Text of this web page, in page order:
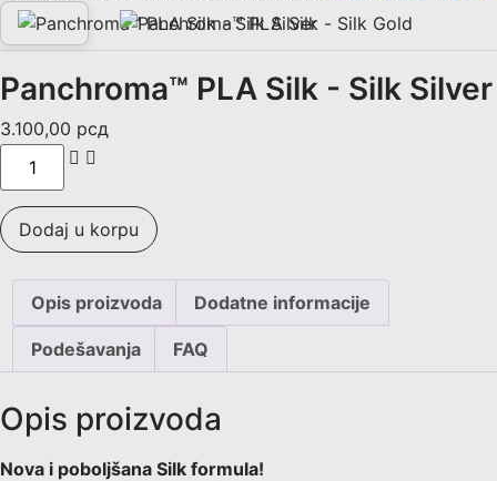
Panchroma™ PLA Silk - Silk Silver
3.100,00 рсд
Dodaj u korpu
Opis proizvoda Dodatne informacije
Podešavanja FAQ
Opis proizvoda
Nova i poboljšana Silk formula!